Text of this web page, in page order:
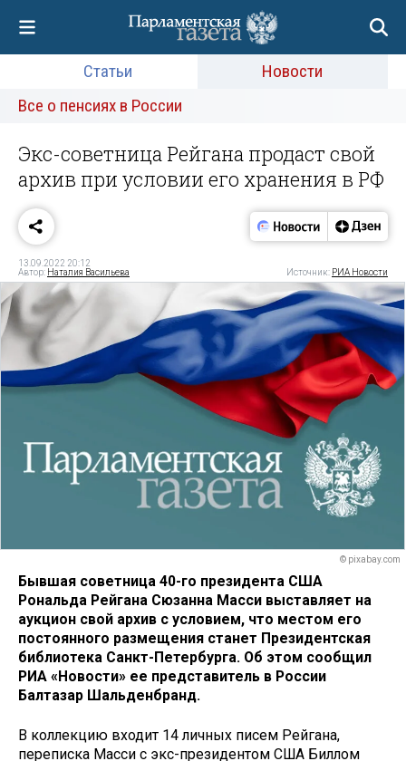
Статьи
Новости
Все о пенсиях в России
Экс-советница Рейгана продаст свой
архив при условии его хранения в РФ
13.09.2022 20:12
Автор: Наталия Васильева Источник: РИА Новости
© pixabay.com
Бывшая советница 40-го президента США
Рональда Рейгана Сюзанна Масси выставляет на
аукцион свой архив с условием, что местом его
постоянного размещения станет Президентская
библиотека Санкт-Петербурга. Об этом сообщил
РИА «Новости» ее представитель в России
Балтазар Шальденбранд.
В коллекцию входит 14 личных писем Рейгана,
переписка Масси с экс-президентом США Биллом